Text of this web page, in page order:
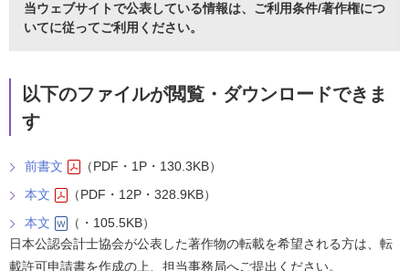
当ウェブサイトで公表している情報は、 ご利用条件/著作権につ
いてに従ってご利用ください。
以下のファイルが閲覧・ダウンロードできま
す
前書文
（PDF・1P・130.3KB）
本文
（PDF・12P・328.9KB）
本文
（・105.5KB）
日本公認会計士協会が公表した著作物の転載を希望される方は、転
載許可申請書を作成の上、担当事務局へご提出ください。